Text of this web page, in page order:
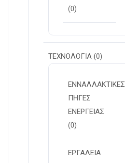
(0)
ΤΕΧΝΟΛΟΓΙΑ (0)
ΕΝΝΑΛΛΑΚΤΙΚΕΣ
ΠΗΓΕΣ
ΕΝΕΡΓΕΙΑΣ
(0)
ΕΡΓΑΛΕΙΑ